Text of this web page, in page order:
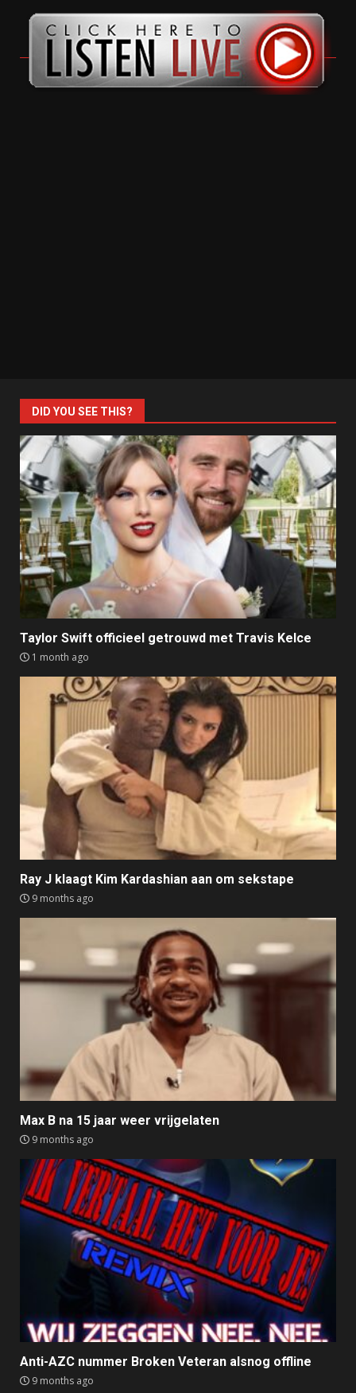
DID YOU SEE THIS?
Taylor Swift officieel getrouwd met Travis Kelce
1 month ago
Ray J klaagt Kim Kardashian aan om sekstape
9 months ago
Max B na 15 jaar weer vrijgelaten
9 months ago
Anti-AZC nummer Broken Veteran alsnog offline
9 months ago